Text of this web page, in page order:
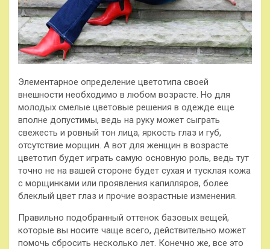
Элементарное определение цветотипа своей
внешности необходимо в любом возрасте. Но для
молодых смелые цветовые решения в одежде еще
вполне допустимы, ведь на руку может сыграть
свежесть и ровный тон лица, яркость глаз и губ,
отсутствие морщин. А вот для женщин в возрасте
цветотип будет играть самую основную роль, ведь тут
точно не на вашей стороне будет сухая и тусклая кожа
с морщинками или проявления капилляров, более
блеклый цвет глаз и прочие возрастные изменения.
Правильно подобранный оттенок базовых вещей,
которые вы носите чаще всего, действительно может
помочь сбросить несколько лет. Конечно же, все это